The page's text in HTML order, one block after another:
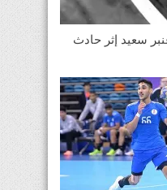
سعيد إثر حادث